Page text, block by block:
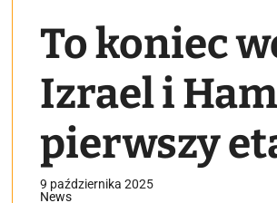
To koniec
Izrael i
pierwszy
9 października 2025
News